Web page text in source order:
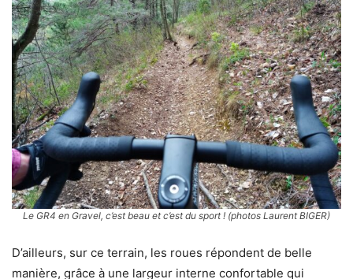
Le GR4 en Gravel, c’est beau et c’est du sport ! (photos Laurent BIGER)
D’ailleurs, sur ce terrain, les roues répondent de belle
manière, grâce à une largeur interne confortable qui